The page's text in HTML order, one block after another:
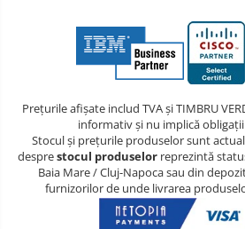
Prețurile afișate includ TVA și TIMBRU
informativ și nu implică
Stocul și prețurile produselor sunt
desprestocul produselor reprezintă
Baia Mare / Cluj-Napoca sau din
furnizorilor de unde livrarea